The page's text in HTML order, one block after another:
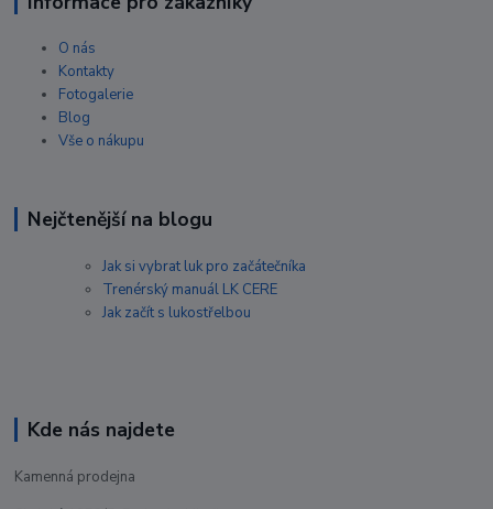
O nás
Kontakty
Fotogalerie
Blog
Vše o nákupu
Nejčtenější na blogu
Jak si vybrat luk pro začátečníka
Trenérský manuál LK CERE
Jak začít s lukostřelbou
Kde nás najdete
Kamenná prodejna